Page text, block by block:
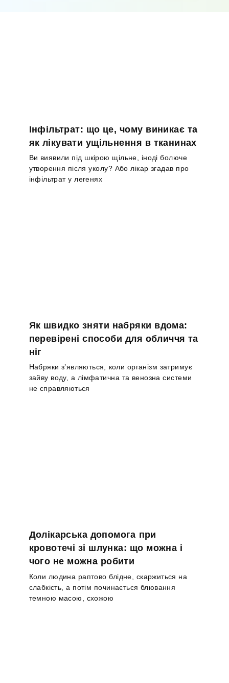
Інфільтрат: що це, чому виникає та
як лікувати ущільнення в тканинах
Ви виявили під шкірою щільне, іноді болюче
утворення після уколу? Або лікар згадав про
інфільтрат у легенях
Як швидко зняти набряки вдома:
перевірені способи для обличчя та
ніг
Набряки з’являються, коли організм затримує
зайву воду, а лімфатична та венозна системи
не справляються
Долікарська допомога при
кровотечі зі шлунка: що можна і
чого не можна робити
Коли людина раптово блідне, скаржиться на
слабкість, а потім починається блювання
темною масою, схожою